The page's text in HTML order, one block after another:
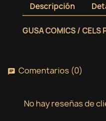
Descripción
GUSA COMICS / CELS
chat Comentarios (0)
No hay reseñas de